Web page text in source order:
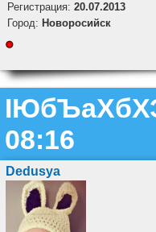
Регистрация: 20.07.2013
Город: Новоросийск
08:16
Dedusya